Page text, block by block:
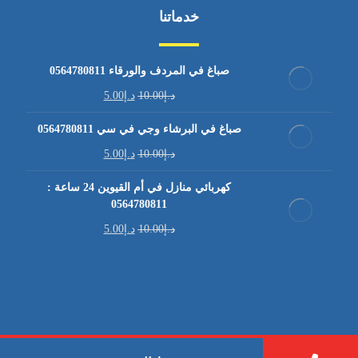
خدماتنا
صباغ في المردف والورقاء 0564780811
د.إ10.00 د.إ5.00
صباغ في البرشاء وجي في سي 0564780811
د.إ10.00 د.إ5.00
كهربائي منازل في أم القيوين 24 ساعة :
0564780811
د.إ10.00 د.إ5.00